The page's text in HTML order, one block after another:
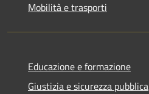
Mobilità e trasporti
Educazione e formazione
Giustizia e sicurezza pubblica